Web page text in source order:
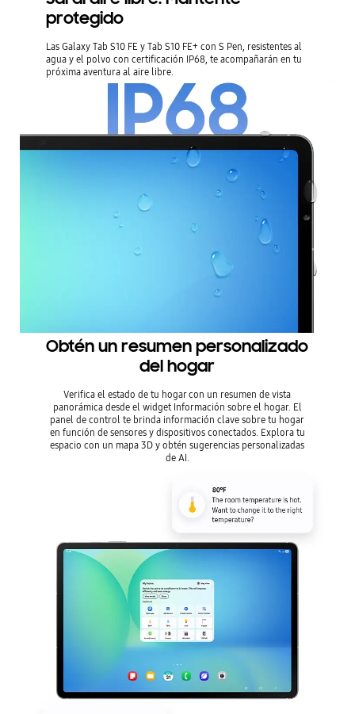
protegido
Las Galaxy Tab S10 FE y Tab S10 FE+ con S Pen, resistentes al
agua y el polvo con certificación IP68, te acompañarán en tu
próxima aventura al aire libre.
Obtén un resumen personalizado
del hogar
Verifica el estado de tu hogar con un resumen de vista
panorámica desde el widget Información sobre el hogar. El
panel de control te brinda información clave sobre tu hogar
en función de sensores y dispositivos conectados. Explora tu
espacio con un mapa 3D y obtén sugerencias personalizadas
de AI.